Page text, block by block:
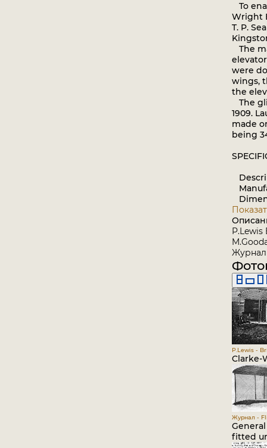
To
Wright
T. P.
The
were
wings,
the
The
1909.
made
being
P.Lewis
P.Lewis -
Clarke-
Журнал -
fitted